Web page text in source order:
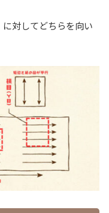
対してどちらを向い